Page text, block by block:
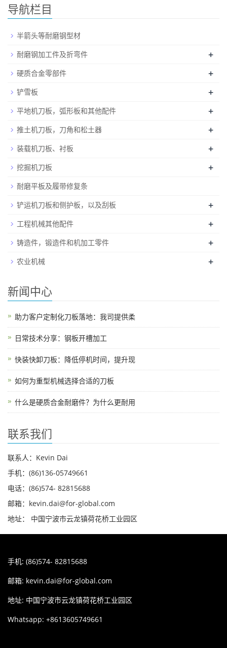
导航栏目
半箭头等耐磨钢型材
耐磨钢加工件及折弯件
+
硬质合金零部件 +
铲雪板 +
平地机刀板，弧形板和其他配件 +
推土机刀板，刀角和松土器 +
装载机刀板、衬板 +
挖掘机刀板 +
耐磨平板及履带修复条
铲运机刀板和侧护板，以及刮板
+
工程机械其他配件 +
铸造件，锻造件和机加工零件 +
农业机械 +
新闻中心
助力客户定制化刀板落地：我司提供柔
日常技术分享：钢板开槽加工
快装快卸刀板：降低停机时间，提升现
如何为重型机械选择合适的刀板
什么是硬质合金耐磨件？为什么更耐用
联系我们
联系人：Kevin Dai
手机：(86)136-05749661
电话：(86)574- 82815688
邮箱：kevin.dai@for-global.com
地址： 中国宁波市云龙镇荷花桥工业园区
手机: (86)574- 82815688
邮箱: kevin.dai@for-global.com
地址: 中国宁波市云龙镇荷花桥工业园区
Whatsapp: +8613605749661